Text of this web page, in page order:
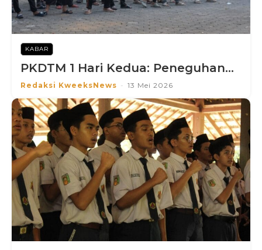
KABAR
PKDTM 1 Hari Kedua: Peneguhan...
Redaksi KweeksNews - 13 Mei 2026